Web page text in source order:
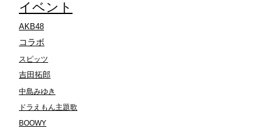
イベント
AKB48
コラボ
スピッツ
吉田拓郎
中島みゆき
ドラえもん主題歌
BOOWY